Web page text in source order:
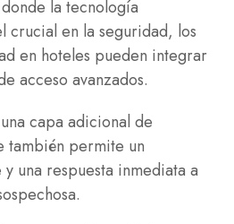
la tecnología
crucial en la seguridad, los
en hoteles pueden integrar
acceso avanzados.
capa adicional de
también permite un
una respuesta inmediata a